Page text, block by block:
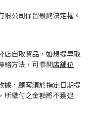
公司保留最終決定權。
店自取貨品，如想提早取
絡方法，可参閱店舖位
據，顧客須於指定日期提
所繳付之金額將不獲退